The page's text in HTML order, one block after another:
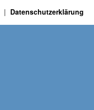
Datenschutzerklärung